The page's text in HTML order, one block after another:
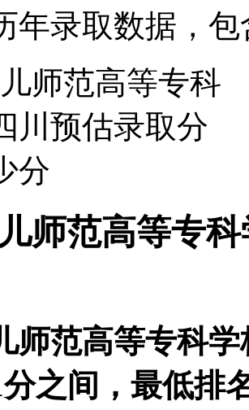
年录取数据，
师范高等专
师范高等专科
之间，最低排